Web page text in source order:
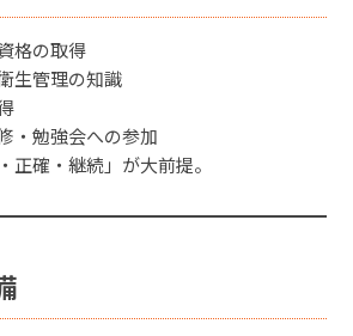
格の取得
生管理の知識
・勉強会への参加
確・継続」が大前提。